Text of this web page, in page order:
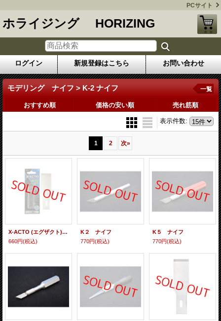
PCサイト
ホライジング HORIZING
ログイン 新規登録はこちら お問い合わせ
モデリング ナイフ > K-2 ナイフ 一覧
おすすめ順 価格の安い順 売れ筋順
表示件数:
1 2 次»
X-ACTO (エグザクト) 替刃＃18 X218
660円(税込)
K２ ナイフ
770円(税込)
K５ ナイフ
770円(税込)